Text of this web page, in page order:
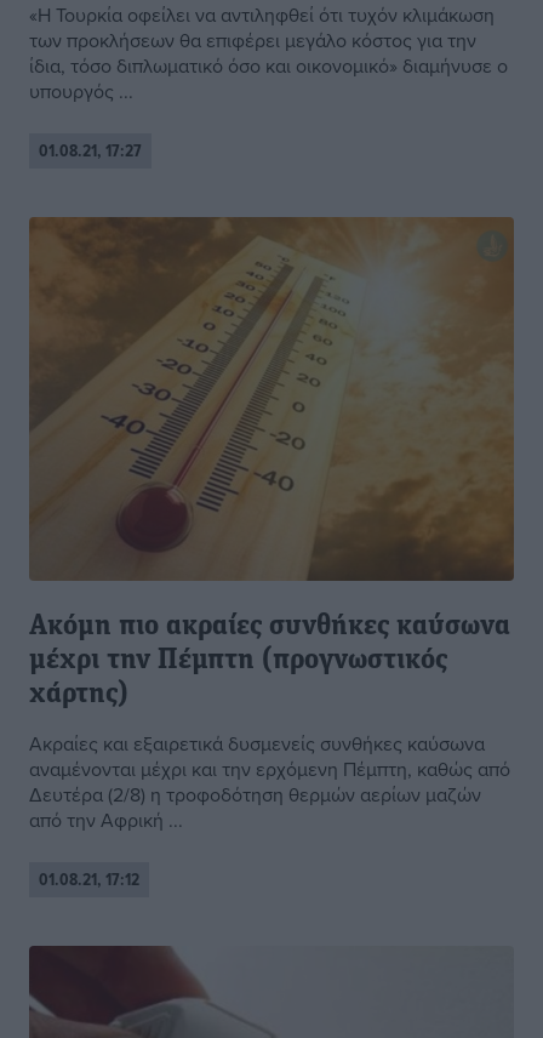
«Η Τουρκία οφείλει να αντιληφθεί ότι τυχόν κλιμάκωση
των προκλήσεων θα επιφέρει μεγάλο κόστος για την
ίδια, τόσο διπλωματικό όσο και οικονομικό» διαμήνυσε ο
υπουργός ...
01.08.21, 17:27
Ακόμη πιο ακραίες συνθήκες καύσωνα
μέχρι την Πέμπτη (προγνωστικός
χάρτης)
Ακραίες και εξαιρετικά δυσμενείς συνθήκες καύσωνα
αναμένονται μέχρι και την ερχόμενη Πέμπτη, καθώς από
Δευτέρα (2/8) η τροφοδότηση θερμών αερίων μαζών
από την Αφρική ...
01.08.21, 17:12